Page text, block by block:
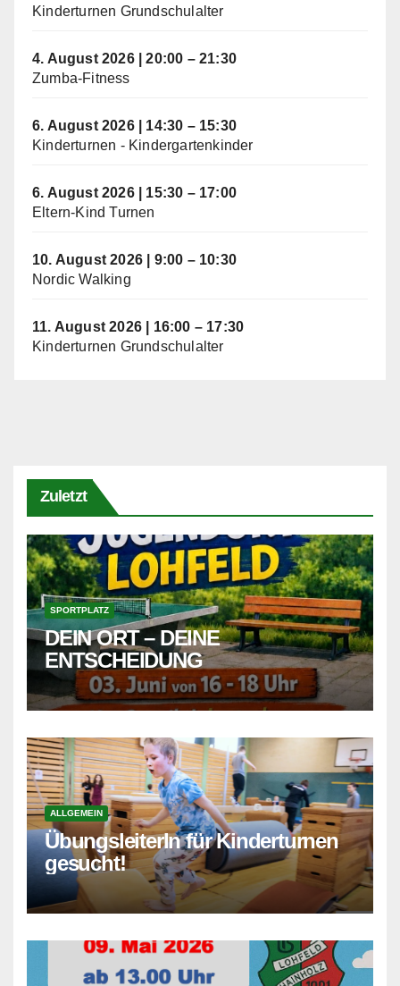
Kinderturnen Grundschulalter
4. August 2026|20:00 – 21:30
Zumba-Fitness
6. August 2026| 14:30 – 15:30
Kinderturnen - Kindergartenkinder
6. August 2026| 15:30 – 17:00
Eltern-Kind Turnen
10. August 2026 9:00 – 10:30
Nordic Walking
11. August 2026 16:00 – 17:30
Kinderturnen Grundschulalter
Zuletzt
SPORTPLATZ
DEIN ORT – DEINE
ENTSCHEIDUNG
ALLGEMEIN
ÜbungsleiterIn für Kinderturnen
gesucht!